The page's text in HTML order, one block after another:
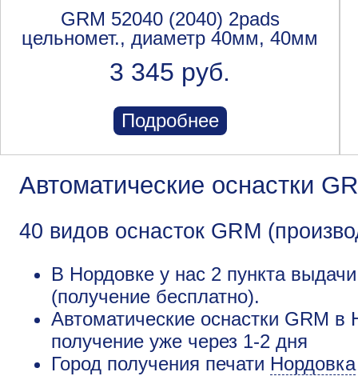
GRM 52040 (2040) 2pads
цельномет., диаметр 40мм, 40мм
3 345 руб.
Подробнее
Автоматические оснастки
40 видов оснасток GRM
В Нордовке у нас 2 пункта
(получение бесплатно).
Автоматические оснастки GRM в
получение уже через 1-2 дня
Город получения печати Нордовка